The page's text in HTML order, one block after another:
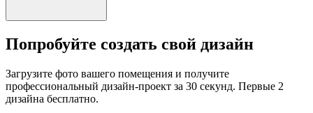
Попробуйте создать свой дизайн
Загрузите фото вашего помещения и получите
профессиональный дизайн-проект за 30 секунд. Первые 2
дизайна бесплатно.